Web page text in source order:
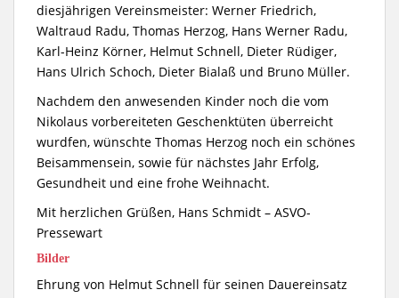
diesjährigen Vereinsmeister: Werner Friedrich,
Waltraud Radu, Thomas Herzog, Hans Werner Radu,
Karl-Heinz Körner, Helmut Schnell, Dieter Rüdiger,
Hans Ulrich Schoch, Dieter Bialaß und Bruno Müller.
Nachdem den anwesenden Kinder noch die vom
Nikolaus vorbereiteten Geschenktüten überreicht
wurdfen, wünschte Thomas Herzog noch ein schönes
Beisammensein, sowie für nächstes Jahr Erfolg,
Gesundheit und eine frohe Weihnacht.
Mit herzlichen Grüßen, Hans Schmidt – ASVO-
Pressewart
Bilder
Ehrung von Helmut Schnell für seinen Dauereinsatz